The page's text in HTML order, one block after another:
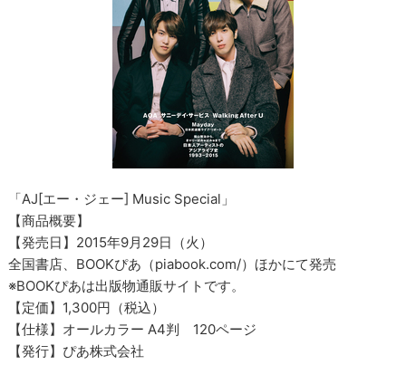
「AJ[エー・ジェー] Music Special」
【商品概要】
【発売日】2015年9月29日（火）
全国書店、BOOKぴあ（piabook.com/）ほかにて発売
※BOOKぴあは出版物通販サイトです。
【定価】1,300円（税込）
【仕様】オールカラー A4判 120ページ
【発行】ぴあ株式会社